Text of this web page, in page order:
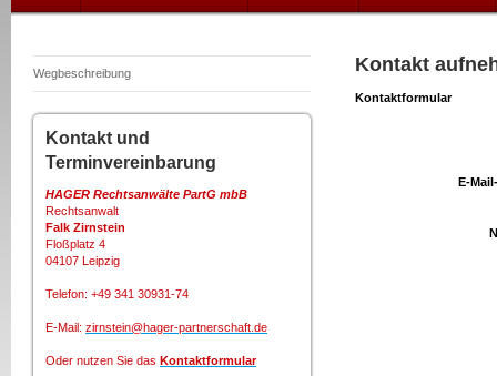
Wegbeschreibung
Kontakt und
Terminvereinbarung
HAGER Rechtsanwälte PartG mbB
Rechtsanwalt
Falk Zirnstein
Floßplatz 4
04107 Leipzig
Telefon: +49 341 30931-74
E-Mail: zirnstein@hager-partnerschaft.de
Oder nutzen Sie das Kontaktformular
Kontakt
Kontaktformular
E-